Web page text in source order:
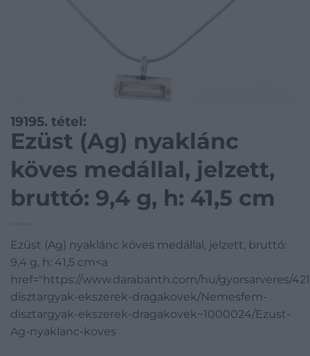
19195. tétel:
Ezüst (Ag) nyaklánc
köves medállal, jelzett,
bruttó: 9,4 g, h: 41,5 cm
Ezüst (Ag) nyaklánc köves medállal, jelzett, bruttó:
9,4 g, h: 41,5 cm<a
href="https://www.darabanth.com/hu/gyorsarveres/
disztargyak-ekszerek-dragakovek/Nemesfem-
disztargyak-ekszerek-dragakovek~1000024/Ezust-
Ag-nyaklanc-koves